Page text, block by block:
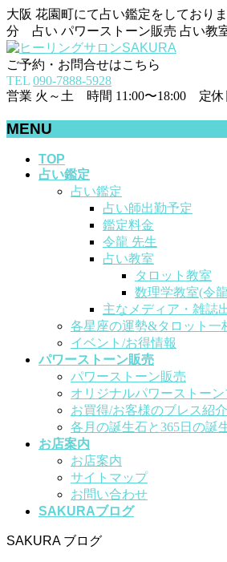
大阪 花園町にて占い鑑定をしており
分 占い パワーストーン販売 占い教
ご予約・お問合せはこちら
TEL 090-7888-5928
営業 火～土 時間 11:00〜18:00 定休
MENU
TOP
占い鑑定
占い鑑定
占い師出勤予定
鑑定料金
令龍 先生
占い教室
タロット教室
数理学教室(令
主なメディア・雑誌
各星座の運勢&タロット一
イベント/お得情報
パワーストーン販売
パワーストーン販売
オリジナルパワーストー
お買得/お客様のブレス紹介
各月の誕生石と365日の誕
お店案内
お店案内
サイトマップ
お問い合わせ
SAKURAブログ
SAKURA ブログ